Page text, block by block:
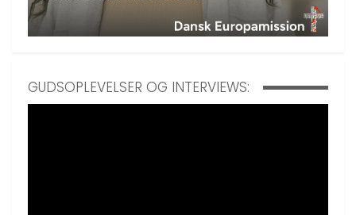
GUDSOPLEVELSER OG INTERVIEWS: